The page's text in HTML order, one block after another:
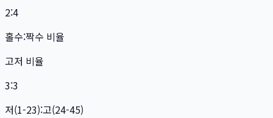
2:4
홀수:짝수 비율
고저 비율
3:3
저(1-23):고(24-45)